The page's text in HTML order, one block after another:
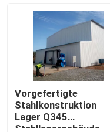
Vorgefertigte
Stahlkonstruktion
Lager Q345
Stahllagergebäude